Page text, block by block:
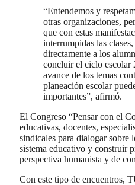
“Entendemos y
otras organizaciones,
que con estas
interrumpidas las
directamente a los
concluir el ciclo escolar
avance de los temas
planeación escolar
importantes”, afirmó.
El Congreso “Pensar con el
educativas, docentes,
sindicales para dialogar sobre
sistema educativo y construir
perspectiva humanista y de
Con este tipo de encuentros,